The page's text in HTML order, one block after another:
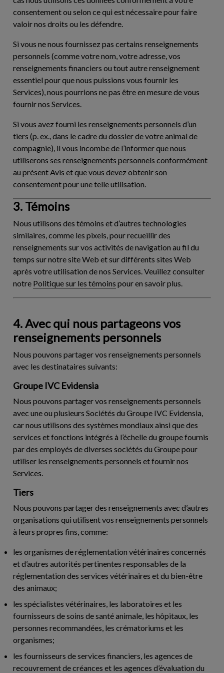
consentement ou selon ce qui est nécessaire pour faire
valoir nos droits ou les défendre.
Si vous ne nous fournissez pas certains renseignements
personnels (comme votre nom, votre adresse, vos
renseignements financiers ou tout autre renseignement
essentiel pour que nous puissions vous fournir les
Services), nous pourrions ne pas être en mesure de vous
fournir nos Services.
Si vous avez fourni les renseignements personnels d’un
tiers (p. ex., dans le cadre du dossier de votre animal de
compagnie), il vous incombe de l’informer que nous
utiliserons ses renseignements personnels conformément
au présent Avis et que vous devez obtenir son
consentement pour une telle utilisation.
3. Témoins
Nous utilisons des témoins et d’autres technologies
similaires, comme les pixels, pour recueillir des
renseignements sur vos activités de navigation au fil du
temps sur notre site Web et sur différents sites Web
après votre utilisation de nos Services. Veuillez consulter
notre Politique sur les témoins pour en savoir plus.
4. Avec qui nous partageons vos
renseignements personnels
Nous pouvons partager vos renseignements personnels
avec les destinataires suivants:
Groupe IVC Evidensia
Nous pouvons partager vos renseignements personnels
avec une ou plusieurs Sociétés du Groupe IVC Evidensia,
car nous utilisons des systèmes mondiaux ainsi que des
services et fonctions intégrés à l’échelle du groupe fournis
par des employés de diverses sociétés du Groupe pour
utiliser les renseignements personnels et fournir nos
Services.
Tiers
Nous pouvons partager des renseignements avec d’autres
organisations qui utilisent vos renseignements personnels
à leurs propres fins, comme:
les organismes de réglementation vétérinaires concernés
et d’autres autorités pertinentes responsables de la
réglementation des services vétérinaires et du bien-être
des animaux;
les spécialistes vétérinaires, les laboratoires et les
fournisseurs de soins de santé animale, les hôpitaux, les
personnes recommandées, les crématoriums et les
organismes;
les fournisseurs de services financiers, les agences de
recouvrement de créances et les agences d’évaluation du